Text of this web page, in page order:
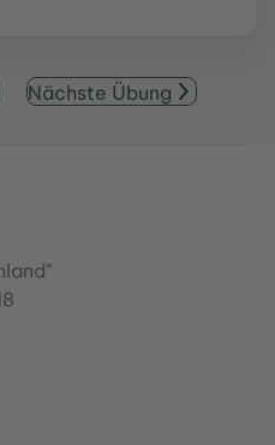
Nächste Übung